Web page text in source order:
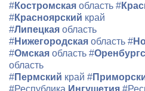
#Костромская область #
#Красноярский край
#Липецкая область
#Нижегородская область #
#Омская область #
область
#Пермский край #